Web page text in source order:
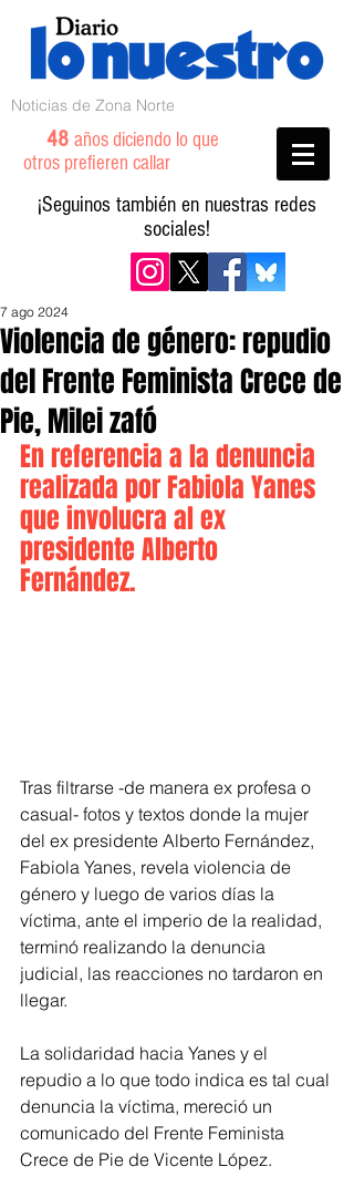
Noticias de Zona Norte
48 años diciendo lo que
otros prefieren callar
¡Seguinos también en nuestras redes
sociales!
Violencia de género: repudio
del Frente Feminista Crece de
Pie, Milei zafó
7 ago 2024
En referencia a la denuncia
realizada por Fabiola Yanes
que involucra al ex
presidente Alberto
Fernández.
Tras filtrarse -de manera ex profesa o
casual- fotos y textos donde la mujer
del ex presidente Alberto Fernández,
Fabiola Yanes, revela violencia de
género y luego de varios días la
víctima, ante el imperio de la realidad,
terminó realizando la denuncia
judicial, las reacciones no tardaron en
llegar.
La solidaridad hacia Yanes y el
repudio a lo que todo indica es tal cual
denuncia la víctima, mereció un
comunicado del Frente Feminista
Crece de Pie de Vicente López.